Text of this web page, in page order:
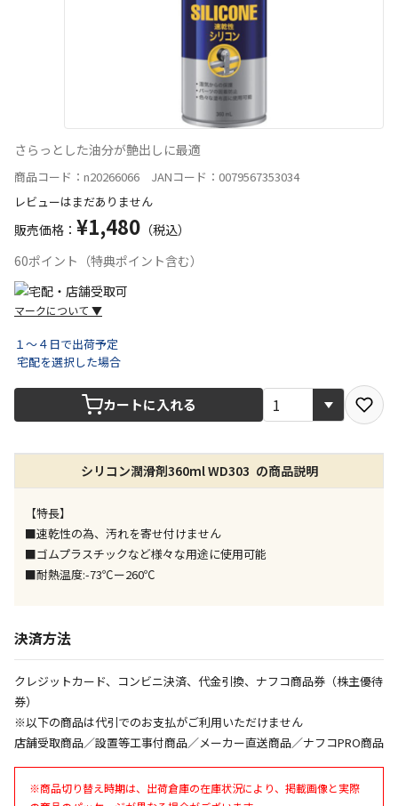
さらっとした油分が艶出しに最適
商品コード：n20266066 JANコード：0079567353034
レビューはまだありません
販売価格： ¥1,480 （税込）
60ポイント（特典ポイント含む）
マークについて ▼
できません）
※同時購入の商品は、全て同じ店舗での受取となりま
す
特定の店舗のみで受取ができる商品です（宅配便での
お届けができません）
※同時購入の商品は、全て同じ店舗での受取となりま
す
※支払い方法の代金引換は選択できません。
※電話注文はできません。
宅配のみでお届けする商品です（店舗受取は選択でき
ません）
※「宅配・店舗受取」「宅配のみ」マークの商品のみ
同時購入が可能です
午前9時までのご注文確定した商品については、当日に
１～４日で出荷予定
宅配を選択した場合
カートに入れる
シリコン潤滑剤360ml WD303 の商品説明
【特長】
■速乾性の為、汚れを寄せ付けません
■ゴムプラスチックなど様々な用途に使用可能
■耐熱温度:-73℃ー260℃
決済方法
クレジットカード、コンビニ決済、代金引換、ナフコ商品券（株主優待
券）
※以下の商品は代引でのお支払がご利用いただけません
店舗受取商品／設置等工事付商品／メーカー直送商品／ナフコPRO商品
※商品切り替え時期は、出荷倉庫の在庫状況により、掲載画像と実際